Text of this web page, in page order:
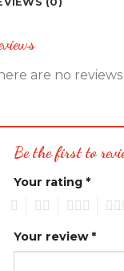
are no
Be the first to
Your rating *
Your review*